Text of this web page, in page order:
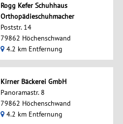
Rogg Kefer Schuhhaus
Orthopädieschuhmacher
Poststr. 14
79862 Höchenschwand
4.2 km Entfernung
Kirner Bäckerei GmbH
Panoramastr. 8
79862 Höchenschwand
4.2 km Entfernung